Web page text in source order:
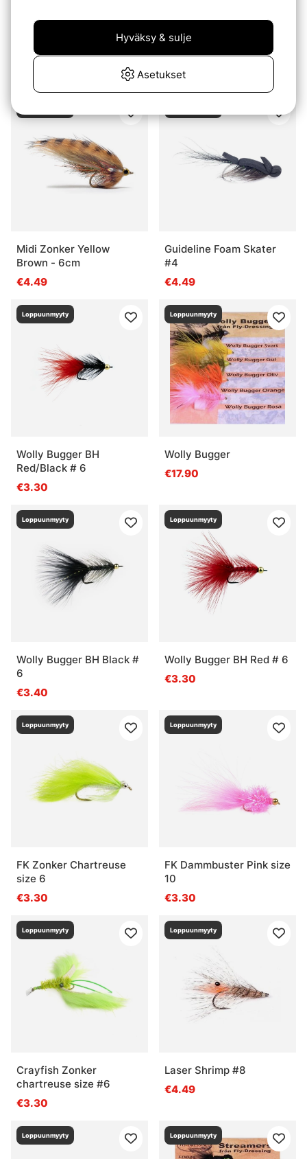
Zonker Grizzly # 4
Fattigmans tobis #2
€5.60
Midi Zonker Yellow
Brown - 6cm
€4.49
Guideline Foam Skater
#4
€4.49
Loppuunmyyty
Wolly Bugger BH
Red/Black # 6
€3.30
Loppuunmyyty
Wolly Bugger
€17.90
Loppuunmyyty
Wolly Bugger BH Black #
6
€3.40
Loppuunmyyty
Wolly Bugger BH Red # 6
€3.30
Loppuunmyyty
FK Zonker Chartreuse
size 6
€3.30
Loppuunmyyty
FK Dammbuster Pink size
10
€3.30
Loppuunmyyty
Crayfish Zonker
chartreuse size #6
€3.30
Loppuunmyyty
Laser Shrimp #8
€4.49
Loppuunmyyty Loppuunmyyty
Asetukset
Hyväksy & sulje